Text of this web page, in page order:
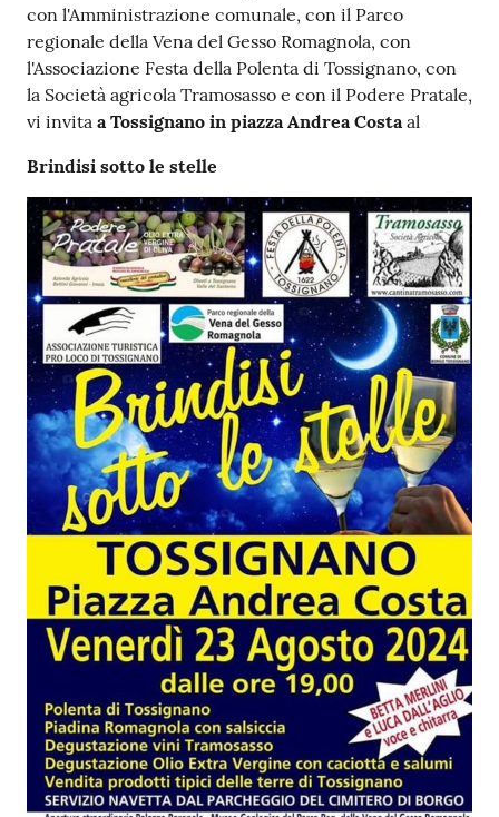
con l'Amministrazione comunale, con il Parco
regionale della Vena del Gesso Romagnola, con
l'Associazione Festa della Polenta di Tossignano, con
la Società agricola Tramosasso e con il Podere Pratale,
vi invita a Tossignano in piazza Andrea Costaal
Brindisi sotto le stelle